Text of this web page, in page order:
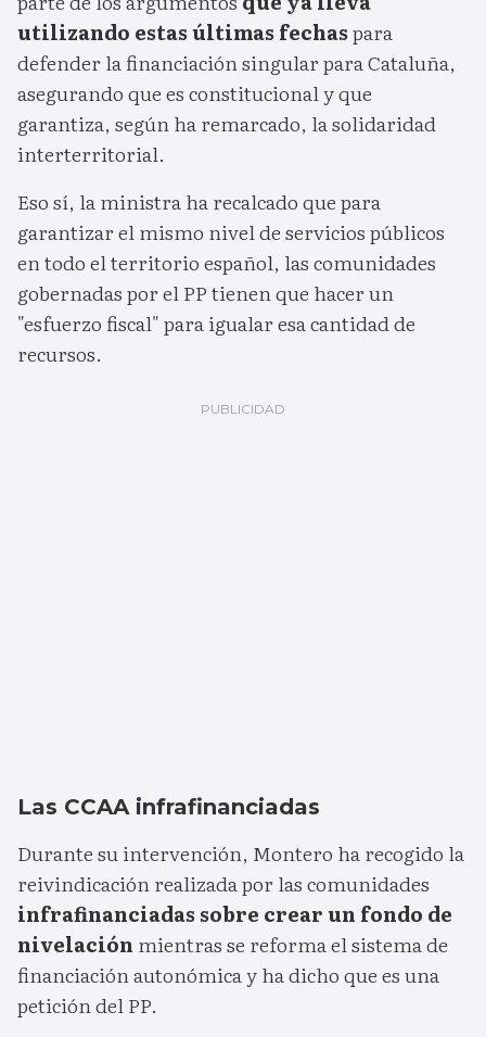
utilizando estas últimas fechaspara
defender la financiación singular para Cataluña,
asegurando que es constitucional y que
garantiza, según ha remarcado, la solidaridad
interterritorial.
Eso sí, la ministra ha recalcado que para
garantizar el mismo nivel de servicios públicos
en todo el territorio español, las comunidades
gobernadas por el PP tienen que hacer un
"esfuerzo fiscal" para igualar esa cantidad de
recursos.
Las CCAA infrafinanciadas
Durante su intervención, Montero ha recogido la
reivindicación realizada por las comunidades
infrafinanciadas sobre crear un fondo de
nivelación mientras se reforma el sistema de
financiación autonómica y ha dicho que es una
petición del PP.